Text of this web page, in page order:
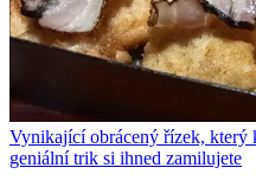
Vynikající obrácený řízek, který
geniální trik si ihned zamilujete